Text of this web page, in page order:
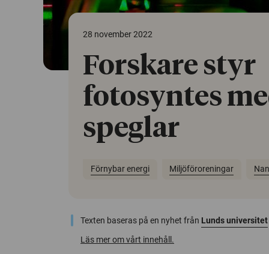
28 november 2022
Forskare styr
fotosyntes
speglar
Förnybar energi Miljöföroreningar
Texten baseras på en nyhet från Lunds universitet
Läs mer om vårt innehåll.